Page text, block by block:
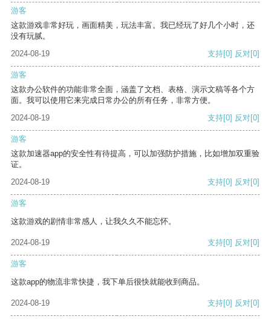
游客
这款游戏非常好玩，画面精美，玩法丰富。我已经玩了好几个小时，还
没有玩腻。
2024-08-19
支持[0] 反对[0]
游客
这款办公软件的功能非常全面，涵盖了文档、表格、演示文稿等各个方
面。我可以使用它来完成日常办公的所有任务，非常方便。
2024-08-19
支持[0] 反对[0]
游客
这款加速器app的安全性有待提高，可以加强防护措施，比如增加双重验
证。
2024-08-19
支持[0] 反对[0]
游客
这款游戏的剧情非常感人，让我久久不能忘怀。
2024-08-19 支持[0] 反对[0]
游客
这款app的物流非常快捷，我下单后很快就能收到商品。
2024-08-19 支持[0] 反对[0]